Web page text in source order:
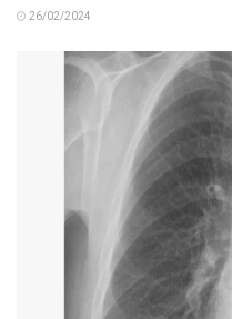
26/02/2024